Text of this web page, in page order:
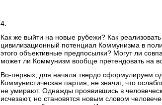
4.
Как же выйти на новые рубежи? Как
цивилизационный потенциал Коммунизма в
этого объективные предпосылки? Могут ли
может ли Коммунизм вообще претендовать на
Во-первых, для начала твердо сформулируем
Коммунистическая партия, не значит, что
не умирают. Однажды проявившись в
исчезают, но становятся новым словом